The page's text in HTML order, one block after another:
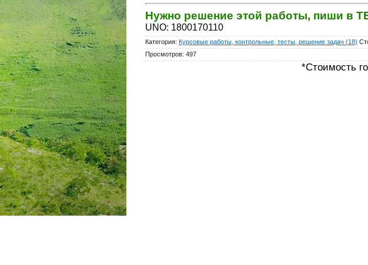
Нужно решение этой работы, пиши в
UNO: 1800170110
Категория: Курсовые работы, контрольные, тесты, решение задач (18)
Просмотров: 497
*Стоимость